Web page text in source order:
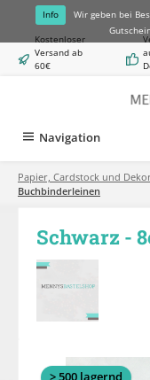
springen
Info Wir geben bei
Kostenloser
Versand ab
60€
Navigation
Papier, Cardstock und
Buchbinderleinen
Schwarz -
Bildergalerie